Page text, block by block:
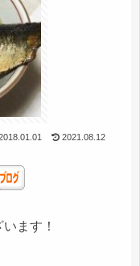
2021.08.12
ます！